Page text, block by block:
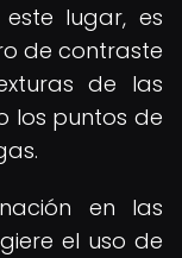
lugar, es
de contraste
de las
los puntos de
en las
el uso de